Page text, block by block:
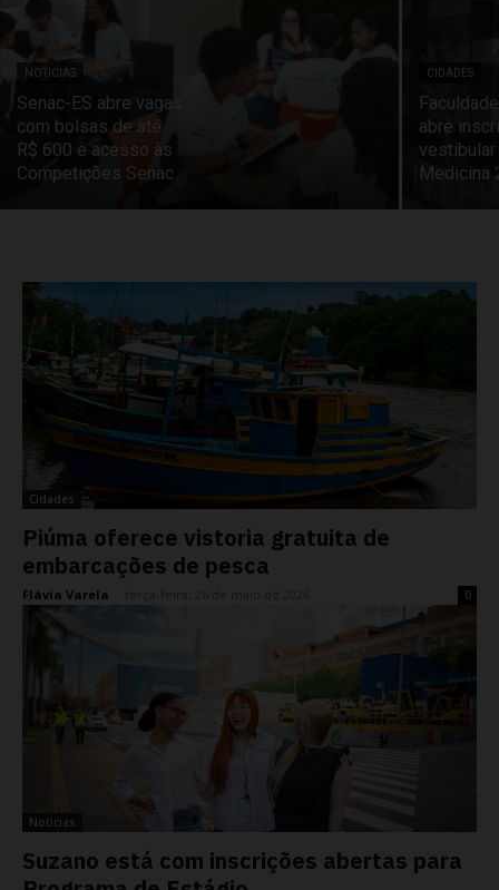
NOTICIAS
Senac-ES abre vagas
com bolsas de até
R$ 600 e acesso às
Competições Senac
CIDADES
abre
Medicina
Cidades
Piúma oferece vistoria gratuita de
embarcações de pesca
Flávia Varela 0
Noticias
Suzano está com inscrições abertas para